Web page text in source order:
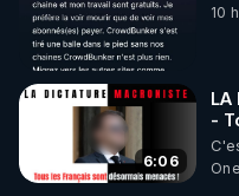
10
6:06
LA
-